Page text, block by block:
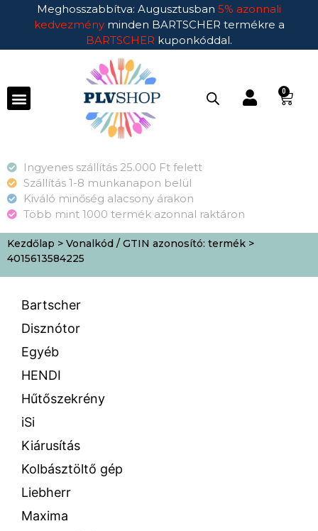
Meghosszabbítva: Augusztusban 5% azonnali
kedvezmény minden BARTSCHER termékre a
BARTSCHER kuponkóddal.
0
Ingyenes szállítás 25.000 Ft felett
Szállítás 1-8 munkanapon belül
Kiváló minőség alacsony árakon
Több mint 1000 termék azonnal raktáron
Kezdőlap > Vonalkód / GTIN azonosító: termék >
4015613584225
Bartscher
Disznótor
Egyéb
HENDI
Hűtőszekrény
iSi
Kiárusítás
Kolbásztöltő gép
Liebherr
Maxima